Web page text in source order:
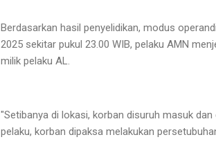
Berdasarkan hasil penyelidikan, modus
2025 sekitar pukul 23.00 WIB, pelaku AMN
milik pelaku AL.
"Setibanya di lokasi, korban disuruh masuk
pelaku, korban dipaksa melakukan